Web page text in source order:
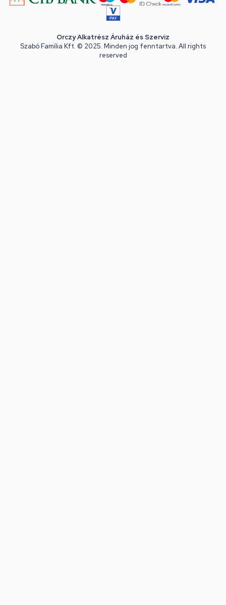
Orczy Alkatrész Áruház és Szerviz
Szabó Família Kft. © 2025. Minden jog fenntartva. All rights
reserved